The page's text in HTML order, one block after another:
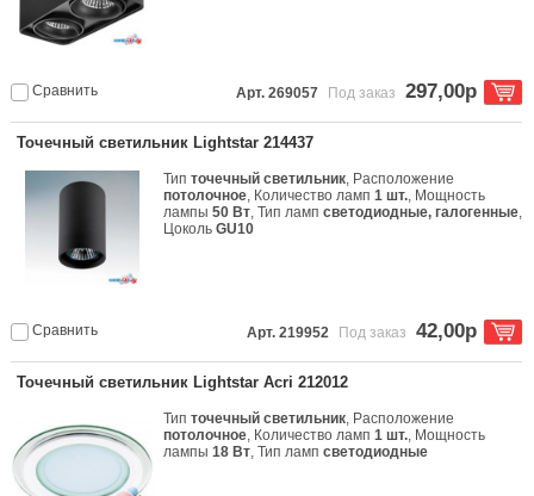
Сравнить Арт. 269057 Под заказ 297,00р
Точечный светильник Lightstar 214437
Типточечный светильник, Расположение
потолочное, Количество ламп1 шт., Мощность
лампы50 Вт, Тип лампсветодиодные, галогенные,
ЦокольGU10
Сравнить Арт. 219952 Под заказ 42,00р
Точечный светильник Lightstar Acri 212012
Типточечный светильник, Расположение
потолочное, Количество ламп1 шт., Мощность
лампы18 Вт, Тип лампсветодиодные